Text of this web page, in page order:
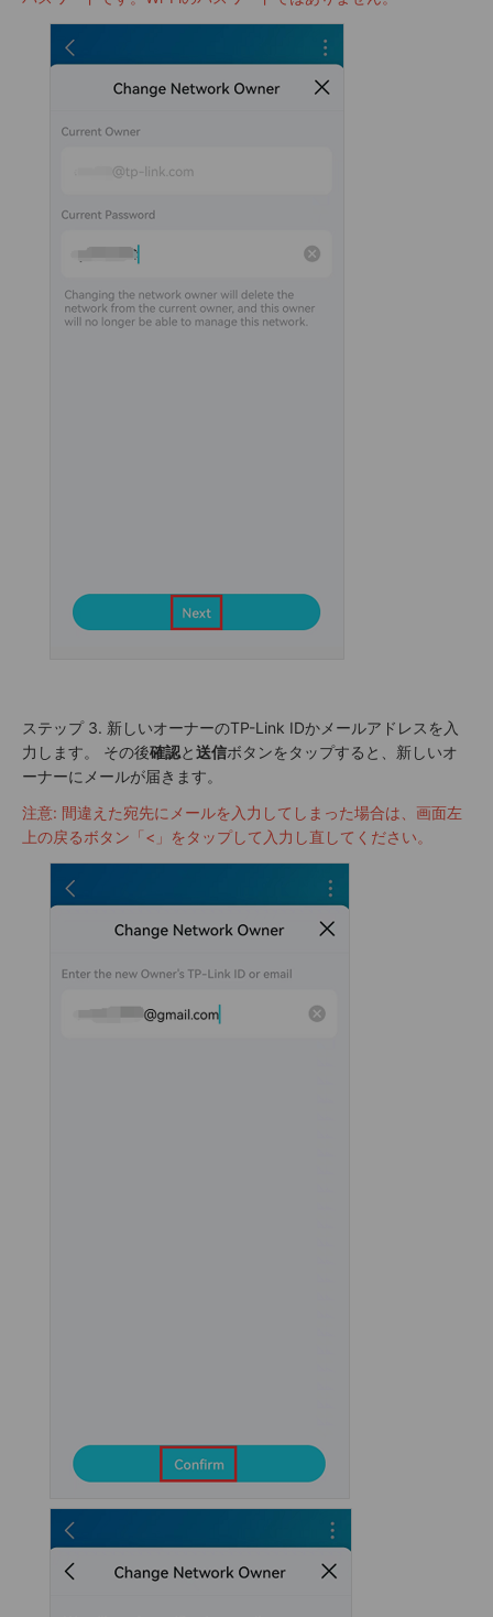
ステップ 3. 新しいオーナーのTP-Link IDかメールアドレスを入
力します。 その後確認と送信ボタンをタップすると、新しいオ
ーナーにメールが届きます。
注意: 間違えた宛先にメールを入力してしまった場合は、画面左
上の戻るボタン「<」をタップして入力し直してください。